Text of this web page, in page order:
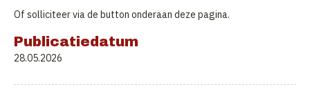
Of solliciteer via de button onderaan deze pagina.
Publicatiedatum
28.05.2026